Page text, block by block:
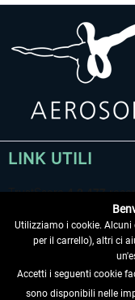
LINK UTILI
Utilizziamo i cookie. Alcuni
per il carrello), altri ci
Accetti i seguenti cookie
sono disponibili nelle